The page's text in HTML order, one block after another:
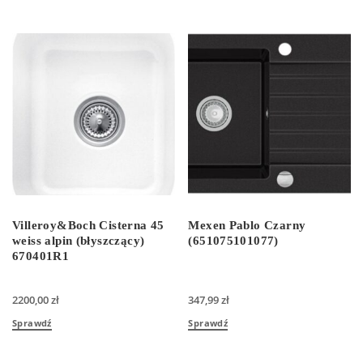
Villeroy&Boch Cisterna 45
weiss alpin (błyszczący)
670401R1
2200,00zł
Sprawdź
Mexen Pablo Czarny
(651075101077)
347,99zł
Sprawdź